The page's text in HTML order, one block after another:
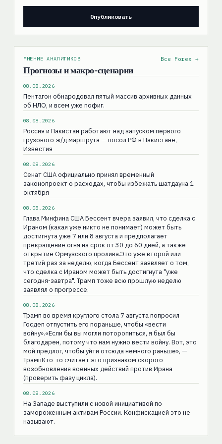
МНЕНИЕ АНАЛИТИКОВ
Прогнозы и макро-сценарии
Все Forex →
08.08.2026
Пентагон обнародовал пятый массив архивных данных
об НЛО, и всем уже пофиг.
08.08.2026
Россия и Пакистан работают над запуском первого
грузового ж/д маршрута — посол РФ в Пакистане,
Известия
08.08.2026
Сенат США официально принял временный
законопроект о расходах, чтобы избежать шатдауна 1
октября
08.08.2026
Глава Минфина США Бессент вчера заявил, что сделка с
Ираном (какая уже никто не понимает) может быть
достигнута уже 7 или 8 августа и предполагает
прекращение огня на срок от 30 до 60 дней, а также
открытие Ормузского пролива.Это уже второй или
третий раз за неделю, когда Бессент заявляет о том,
что сделка с Ираном может быть достигнута "уже
сегодня-завтра". Трамп тоже всю прошлую неделю
заявлял о прогрессе.
08.08.2026
Трамп во время круглого стола 7 августа попросил
Госдеп отпустить его пораньше, чтобы «вести
войну».«Если бы вы могли поторопиться, я был бы
благодарен, потому что нам нужно вести войну. Вот, это
мой предлог, чтобы уйти отсюда немного раньше», —
ТрампКто-то считает это признаком скорого
возобновления военных действий против Ирана
(проверить фазу цикла).
08.08.2026
На Западе выступили с новой инициативой по
замороженным активам России. Конфискацией это не
называют.